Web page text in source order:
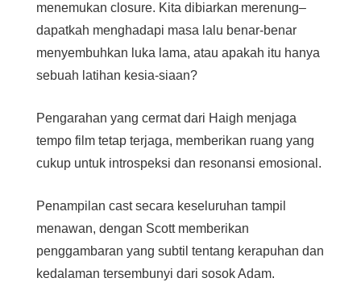
menemukan closure. Kita dibiarkan merenung–
dapatkah menghadapi masa lalu benar-benar
menyembuhkan luka lama, atau apakah itu hanya
sebuah latihan kesia-siaan?
Pengarahan yang cermat dari Haigh menjaga
tempo film tetap terjaga, memberikan ruang yang
cukup untuk introspeksi dan resonansi emosional.
Penampilan cast secara keseluruhan tampil
menawan, dengan Scott memberikan
penggambaran yang subtil tentang kerapuhan dan
kedalaman tersembunyi dari sosok Adam.